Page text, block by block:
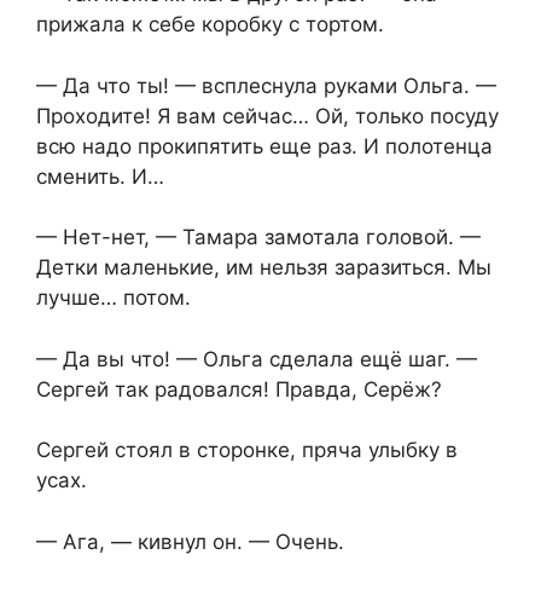
прижала к себе коробку с тортом.
— Да что ты! — всплеснула руками Ольга. —
Проходите! Я вам сейчас… Ой, только посуду
всю надо прокипятить еще раз. И полотенца
сменить. И…
— Нет-нет, — Тамара замотала головой. —
Детки маленькие, им нельзя заразиться. Мы
лучше… потом.
— Да вы что! — Ольга сделала ещё шаг. —
Сергей так радовался! Правда, Серёж?
Сергей стоял в сторонке, пряча улыбку в
усах.
— Ага, — кивнул он. — Очень.